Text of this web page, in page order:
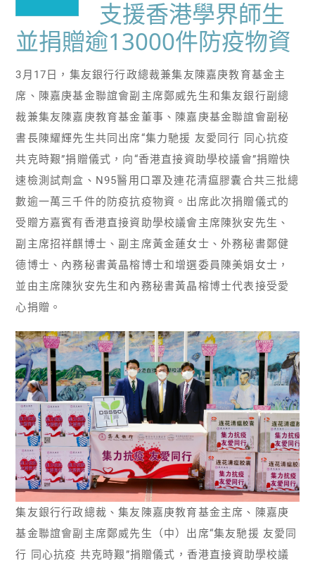
支援香港學界師生
並捐贈逾13000件防疫物資
3月17日，集友銀行行政總裁兼集友陳嘉庚教育基金主
席、陳嘉庚基金聯誼會副主席鄭威先生和集友銀行副總
裁兼集友陳嘉庚教育基金董事、陳嘉庚基金聯誼會副秘
書長陳耀輝先生共同出席“集力馳援 友愛同行 同心抗疫
共克時艱”捐贈儀式，向“香港直接資助學校議會”捐贈快
速檢測試劑盒、N95醫用口罩及連花清瘟膠囊合共三批總
數逾一萬三千件的防疫抗疫物資。出席此次捐贈儀式的
受贈方嘉賓有香港直接資助學校議會主席陳狄安先生、
副主席招祥麒博士、副主席黃金蓮女士、外務秘書鄭健
德博士、內務秘書黃晶榕博士和增選委員陳美娟女士，
並由主席陳狄安先生和內務秘書黃晶榕博士代表接受愛
心捐贈。
集友銀行行政總裁、集友陳嘉庚教育基金主席、陳嘉庚
基金聯誼會副主席鄭威先生（中）出席“集友馳援 友愛同
行 同心抗疫 共克時艱”捐贈儀式，香港直接資助學校議